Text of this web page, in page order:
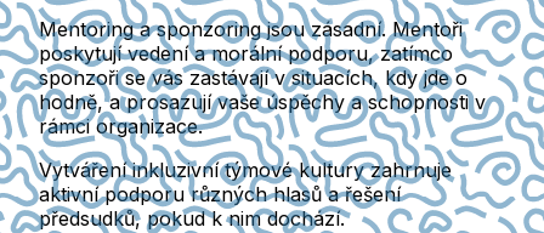
Mentoring a sponzoring jsou zásadní. Mentoři
poskytují vedení a morální podporu, zatímco
sponzoři se vás zastávají v situacích, kdy jde o
hodně, a prosazují vaše úspěchy a schopnosti v
rámci organizace.
Vytváření inkluzivní týmové kultury zahrnuje
aktivní podporu různých hlasů a řešení
předsudků, pokud k nim dochází.